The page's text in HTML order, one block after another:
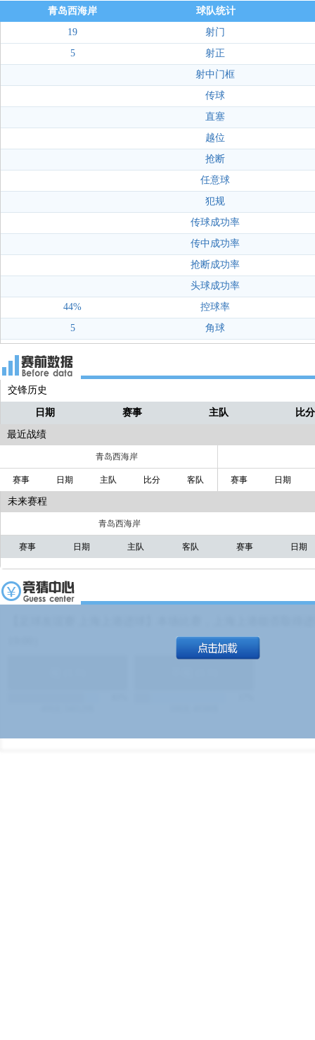
青岛西海岸
球队统计
19
射门
5
射正
射中门框
传球
直塞
越位
抢断
任意球
犯规
传球成功率
传中成功率
抢断成功率
头球成功率
44%
控球率
5
角球
交锋历史
日期 赛事 主队 比分
最近战绩
青岛西海岸
赛事 日期 主队 比分 客队 赛事 日期
未来赛程
青岛西海岸
赛事 日期 主队 客队 赛事 日期